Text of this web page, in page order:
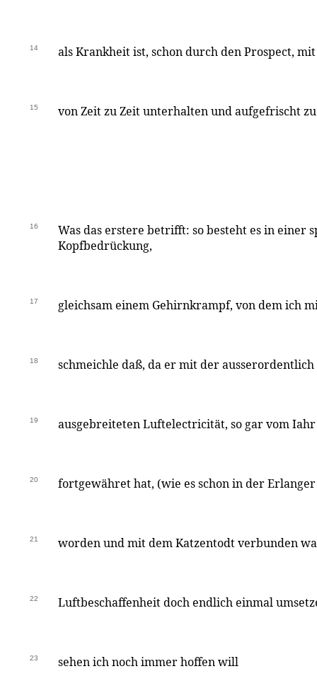
14 als Krankheit ist, schon durch den Prospect,
15 von Zeit zu Zeit unterhalten und aufgefrischt
16
Was das erstere betrifft: so besteht es in einer
Kopfbedrückung,
17 gleichsam einem Gehirnkrampf, von dem ich
18 schmeichle daß, da er mit der
19 ausgebreiteten Luftelectricität, so gar vom Iahr
20 fortgewähret hat, (wie es schon in der
21 worden und mit dem Katzentodt verbunden
22 Luftbeschaffenheit doch endlich einmal
23 sehen ich noch immer hoffen will